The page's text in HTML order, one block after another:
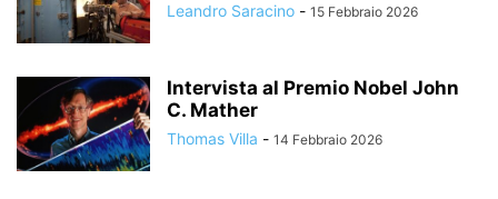
Leandro Saracino - 15 Febbraio 2026
Intervista al Premio Nobel John
C. Mather
Thomas Villa - 14 Febbraio 2026